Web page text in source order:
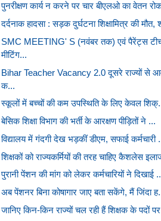
पुनरीक्षण कार्य न करने पर चार बीएलओ का वेतन
दर्दनाक हादसा : सड़क दुर्घटना शिक्षामित्र की मौत,
SMC MEETING' S (नवंबर तक) एवं पैरेंट्स
मीटिंग...
Bihar Teacher Vacancy 2.0 दूसरे राज्यों से
क...
स्कूलों में बच्चों की कम उपस्थिति के लिए केवल
बेसिक शिक्षा विभाग की भर्ती के आरक्षण पीड़ितों ने ...
विद्यालय में गंदगी देख भड़कीं डीएम, सफाई कर्मचारी
शिक्षकों को राज्यकर्मियों की तरह चाहिए कैशलेस
पुरानी पेंशन की मांग को लेकर कर्मचारियों ने दिखाई
अब पेंशनर बिना कोषागार जाए बता सकेंगे, मैं जिंदा
जानिए किन-किन राज्यों चल रही हैं शिक्षक के पदों